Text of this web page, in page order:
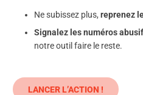
Ne subissez plus, reprenez
Signalez les numéros
notre outil faire le reste.
LANCER L’ACTION !